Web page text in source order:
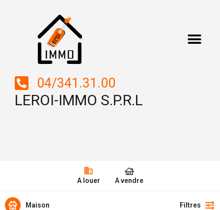
04/341.31.00
LEROI-IMMO S.P.R.L
A louer A vendre
Maison Filtres